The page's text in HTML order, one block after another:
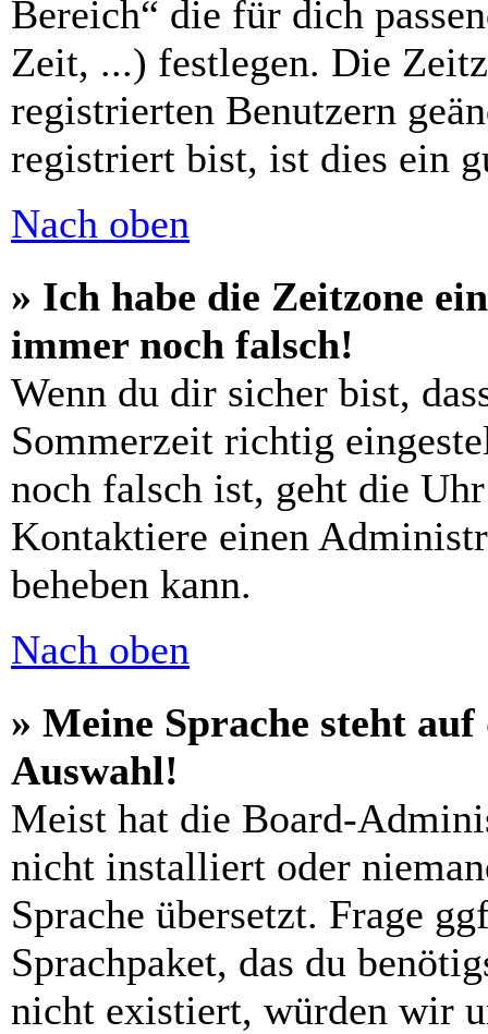
Bereich“ die für dich
Zeit, ...) festlegen. Die
registrierten Benutzern
registriert bist, ist dies ein
Nach oben
» Ich habe die Zeitzone
immer noch falsch!
Wenn du dir sicher bist,
Sommerzeit richtig
noch falsch ist, geht die
Kontaktiere einen
beheben kann.
Nach oben
» Meine Sprache steht
Auswahl!
Meist hat die Board-
nicht installiert oder
Sprache übersetzt. Frage
Sprachpaket, das du
nicht existiert, würden wir